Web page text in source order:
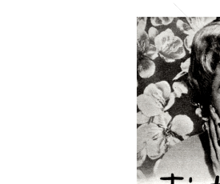
Einst und Heute
Marken
Konzerne
Epoche